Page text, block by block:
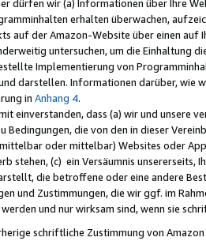
dürfen wir (a) Informationen über Ihre
erhalten überwachen,
auf der Amazon-Website über einen
untersuchen, um die Einhaltung
Implementierung von
darstellen. Informationen darüber, wie
in Anhang 4.
einverstanden, dass (a) wir und
Bedingungen, die von den in dieser
oder mittelbar) Websites oder
stehen, (c) ein Versäumnis unsererseits,
die betroffene oder eine andere
und Zustimmungen, die wir ggf. im
und nur wirksam sind, wenn sie
schriftliche Zustimmung von